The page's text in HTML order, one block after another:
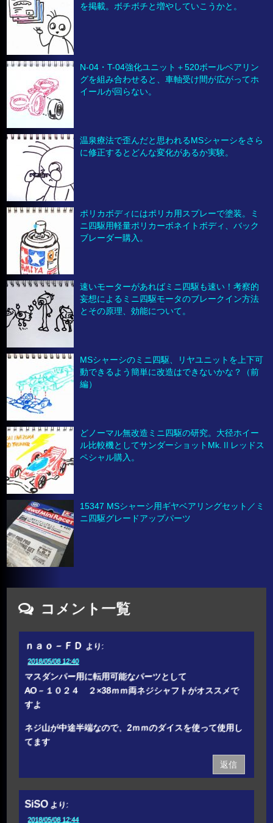
を掲載。ボチボチと増やしていこうかと。
N-04・T-04強化ユニット＋520ボールベアリン
グを組み合わせると、車軸受け間が広がってホ
イールが回らない。
温泉療法で歪んだと思われるMSシャーシをさら
に修正するとどんな変化があるか実験。
ポリカボディにはポリカ用スプレーで塗装。ミ
ニ四駆用軽量ポリカーボネイトボディ、バック
ブレーダー購入。
速いモーターがあればミニ四駆も速い！考察的
妄想によるミニ四駆モータのブレークイン方法
とその原理、効能について。
MSシャーシのミニ四駆、リヤユニットを上下可
動できるよう簡単に改造はできないかな？（前
編）
どノーマル無改造ミニ四駆の研究。大径ホイー
ル比較機としてサンダーショットMk.Ⅱレッドス
ペシャル購入。
15347 MSシャーシ用ギヤベアリングセット／ミ
ニ四駆グレードアップパーツ
コメント一覧
ｎａｏ－ＦＤ より:
2018/05/08 12:40
マスダンパー用に転用可能なパーツとして
AO－１０２４ ２×38ｍｍ両ネジシャフトがオススメで
すよ
ネジ山が中途半端なので、2ｍｍのダイスを使って使用し
てます
返信
SiSO より:
2018/05/08 12:44